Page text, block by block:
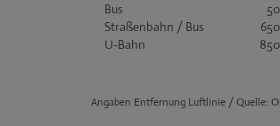
Bus
Straßenbahn / Bus
U-Bahn
Angaben Entfernung Luftlinie / Quelle: